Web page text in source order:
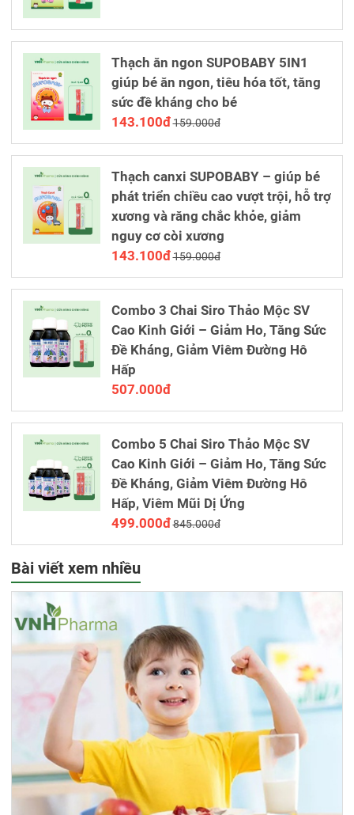
Thạch ăn ngon SUPOBABY 5IN1
giúp bé ăn ngon, tiêu hóa tốt, tăng
sức đề kháng cho bé
143.100đ159.000đ
Thạch canxi SUPOBABY – giúp bé
phát triển chiều cao vượt trội, hỗ trợ
xương và răng chắc khỏe, giảm
nguy cơ còi xương
143.100đ159.000đ
Combo 3 Chai Siro Thảo Mộc SV
Cao Kinh Giới – Giảm Ho, Tăng Sức
Đề Kháng, Giảm Viêm Đường Hô
Hấp
507.000đ
Combo 5 Chai Siro Thảo Mộc SV
Cao Kinh Giới – Giảm Ho, Tăng Sức
Đề Kháng, Giảm Viêm Đường Hô
Hấp, Viêm Mũi Dị Ứng
499.000đ845.000đ
Bài viết xem nhiều